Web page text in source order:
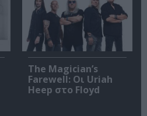
The Magician’s
Farewell: Οι Uriah
Heep στο Floyd